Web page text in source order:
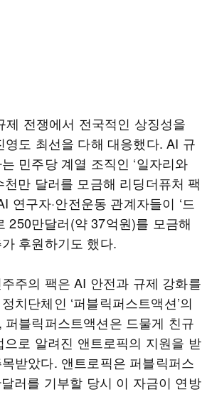
제 전쟁에서 전국적인 상징성을
영도 최선을 다해 대응했다. AI 규
민주당 계열 조직인 ‘일자리와
천만 달러를 모금해 리딩더퓨처 팩
연구자·안전운동 관계자들이 ‘드
250만달러(약 37억원)를 모금해
후원하기도 했다.
주의 팩은 AI 안전과 규제 강화를
치단체인 ‘퍼블릭퍼스트액션’의
퍼블릭퍼스트액션은 드물게 친규
로 알려진 앤트로픽의 지원을 받
받았다. 앤트로픽은 퍼블릭퍼스
러를 기부할 당시 이 자금이 연방